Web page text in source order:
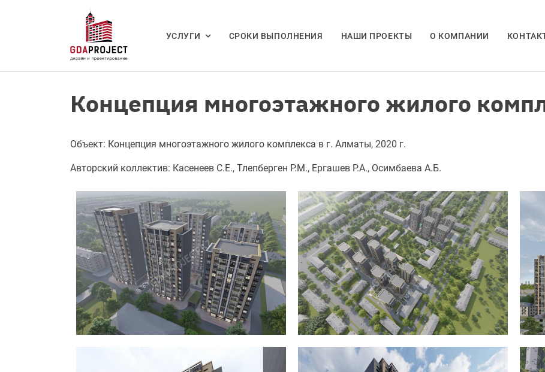
УСЛУГИ СРОКИ ВЫПОЛНЕНИЯ НАШИ ПРОЕКТЫ О КОМПАНИИ
Концепция многоэтажного жилого
Объект: Концепция многоэтажного жилого комплекса в г. Алматы, 2020 г.
Авторский коллектив: Касенеев С.Е., Тлепберген Р.М., Ергашев Р.А., Осимбаева А.Б.